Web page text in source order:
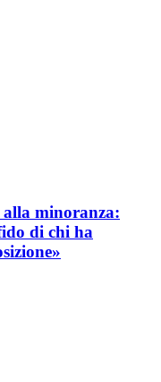
alla minoranza:
di chi ha